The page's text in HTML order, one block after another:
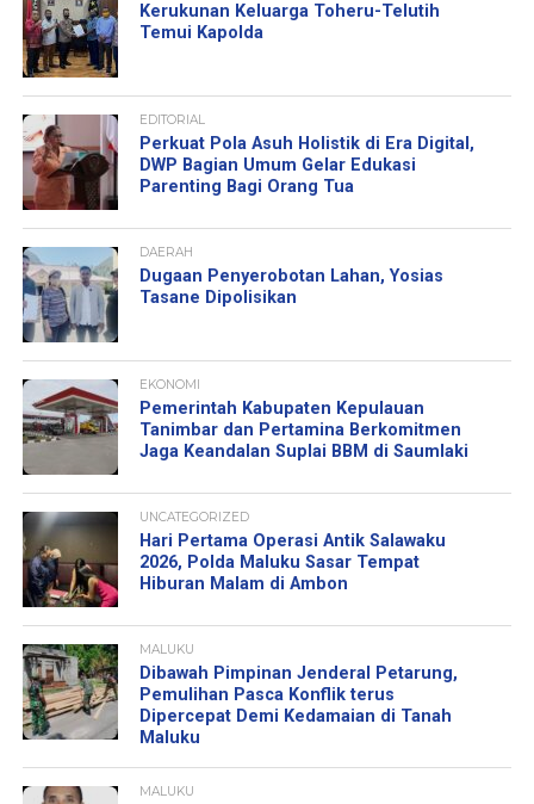
Kerukunan Keluarga Toheru-Telutih
Temui Kapolda
EDITORIAL
Perkuat Pola Asuh Holistik di Era Digital,
DWP Bagian Umum Gelar Edukasi
Parenting Bagi Orang Tua
DAERAH
Dugaan Penyerobotan Lahan, Yosias
Tasane Dipolisikan
EKONOMI
Pemerintah Kabupaten Kepulauan
Tanimbar dan Pertamina Berkomitmen
Jaga Keandalan Suplai BBM di Saumlaki
UNCATEGORIZED
Hari Pertama Operasi Antik Salawaku
2026, Polda Maluku Sasar Tempat
Hiburan Malam di Ambon
MALUKU
Dibawah Pimpinan Jenderal Petarung,
Pemulihan Pasca Konflik terus
Dipercepat Demi Kedamaian di Tanah
Maluku
MALUKU